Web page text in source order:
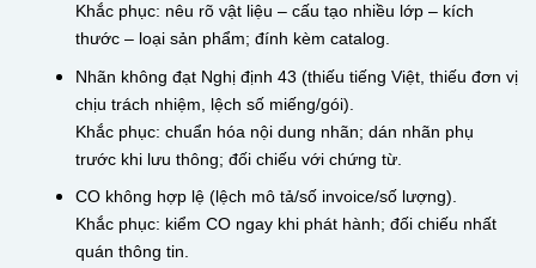
Khắc phục: nêu rõ vật liệu – cấu tạo nhiều lớp – kích
thước – loại sản phẩm; đính kèm catalog.
Nhãn không đạt Nghị định 43 (thiếu tiếng Việt, thiếu đơn vị
chịu trách nhiệm, lệch số miếng/gói).
Khắc phục: chuẩn hóa nội dung nhãn; dán nhãn phụ
trước khi lưu thông; đối chiếu với chứng từ.
CO không hợp lệ (lệch mô tả/số invoice/số lượng).
Khắc phục: kiểm CO ngay khi phát hành; đối chiếu nhất
quán thông tin.